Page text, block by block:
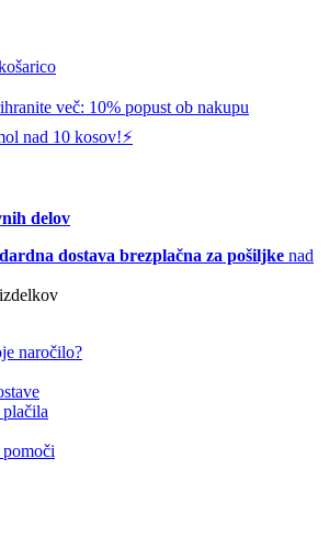
več: 10% popust ob nakupu
nad 10 kosov!⚡️
delov
dostava brezplačna za pošiljke nad
naročilo?